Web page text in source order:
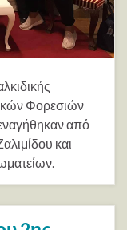
Φορεσιών
από
και